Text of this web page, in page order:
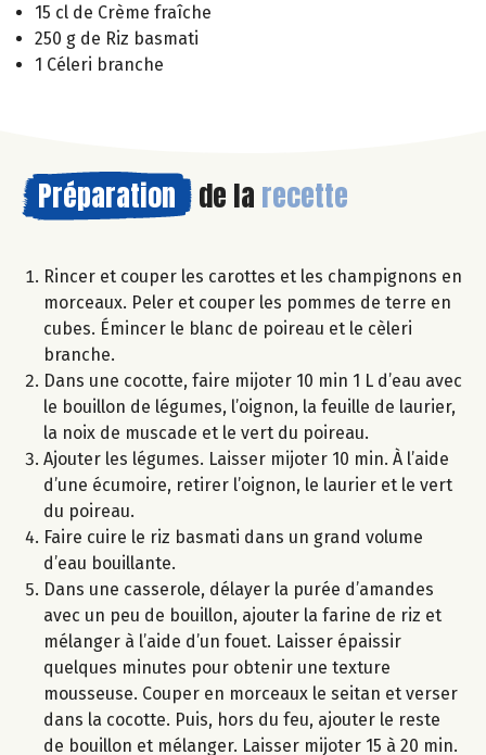
15 cl de Crème fraîche
250 g de Riz basmati
1 Céleri branche
Préparation de la recette
Rincer et couper les carottes et les champignons en
morceaux. Peler et couper les pommes de terre en
cubes. Émincer le blanc de poireau et le cèleri
branche.
Dans une cocotte, faire mijoter 10 min 1 L d’eau avec
le bouillon de légumes, l’oignon, la feuille de laurier,
la noix de muscade et le vert du poireau.
Ajouter les légumes. Laisser mijoter 10 min. À l’aide
d’une écumoire, retirer l’oignon, le laurier et le vert
du poireau.
Faire cuire le riz basmati dans un grand volume
d’eau bouillante.
Dans une casserole, délayer la purée d’amandes
avec un peu de bouillon, ajouter la farine de riz et
mélanger à l’aide d’un fouet. Laisser épaissir
quelques minutes pour obtenir une texture
mousseuse. Couper en morceaux le seitan et verser
dans la cocotte. Puis, hors du feu, ajouter le reste
de bouillon et mélanger. Laisser mijoter 15 à 20 min.